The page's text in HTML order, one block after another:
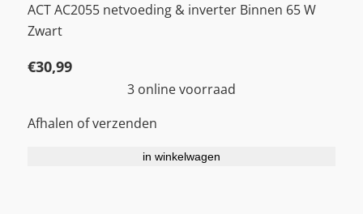
ACT AC2055 netvoeding & inverter Binnen 65 W
Zwart
€30,99
3 online voorraad
Afhalen of verzenden
in winkelwagen